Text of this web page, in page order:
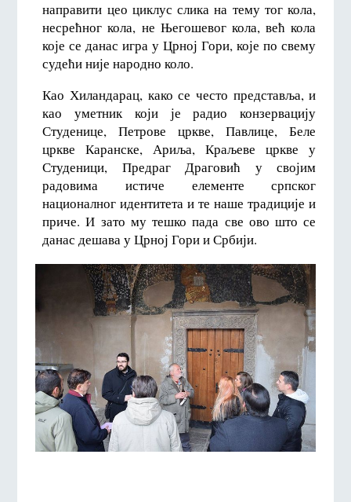
направити цео циклус слика на тему тог кола,
несрећног кола, не Његошевог кола, већ кола
које се данас игра у Црној Гори, које по свему
судећи није народно коло.
Као Хиландарац, како се често представља, и
као уметник који је радио конзервацију
Студенице, Петрове цркве, Павлице, Беле
цркве Каранске, Ариља, Краљеве цркве у
Студеници, Предраг Драговић у својим
радовима истиче елементе српског
националног идентитета и те наше традиције и
приче. И зато му тешко пада све ово што се
данас дешава у Црној Гори и Србији.